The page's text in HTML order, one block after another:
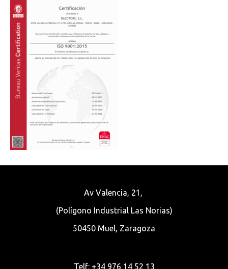
Av Valencia, 21,
(Polígono Industrial Las Norias)
50450 Muel, Zaragoza
Telf: +34 976 14 52 13